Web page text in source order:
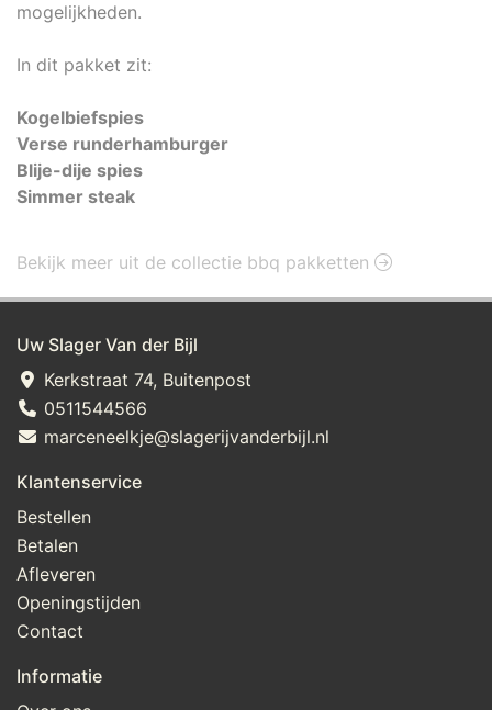
mogelijkheden.
In dit pakket zit:
Kogelbiefspies
Verse runderhamburger
Blije-dije spies
Simmer steak
Bekijk meer uit de collectie bbq pakketten
Uw Slager Van der Bijl
Kerkstraat 74, Buitenpost
0511544566
marceneelkje@slagerijvanderbijl.nl
Klantenservice
Bestellen
Betalen
Afleveren
Openingstijden
Contact
Informatie